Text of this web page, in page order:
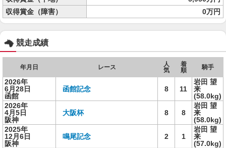
収得賞金（障害）
0万円
競走成績
年月日 レース
人
気
着
順
騎手
2026年
6月28日
函館
函館記念 8 11
岩田 望
来
(58.0kg)
2026年
4月5日
阪神
大阪杯 8 8
岩田 望
来
(58.0kg)
2025年
12月6日
阪神
鳴尾記念 2 1
岩田 望
来
(57.0kg)